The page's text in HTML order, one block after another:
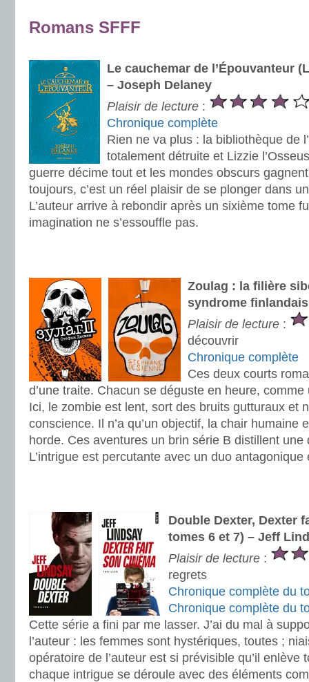
Romans SFFF
Le cauchemar de l’Épouvanteur
– Joseph Delaney
Plaisir de lecture :
Chronique complète
Rien ne va plus : la bibliothèque de
totalement détruite et Lizzie
guerre décime tout et les mondes obscurs
toujours, c’est un réel plaisir de se plonger dans
L’auteur arrive à rebondir après un sixième tome
imagination ne s’essouffle pas.
Zoulag : la filière
syndrome
Plaisir de lecture :
découvrir
Chronique complète
Ces deux courts
d’une traite. Chacun se déguste en heure,
Ici, le zombie est lent, sort des bruits gutturaux et
conscience. Il n’a qu’un objectif, la chair humaine
horde. Ces aventures un brin série B distillent une
L’intrigue est percutante avec un duo
Double Dexter, Dexter
tomes 6 et 7) – Jeff
Plaisir de lecture :
regrets
Chronique complète du
Chronique complète du
Cette série a fini par me lasser. J’ai du mal à
l’auteur : les femmes sont hystériques, toutes ;
opératoire de l’auteur est si prévisible qu’il enlève
chaque intrigue se déroule avec des éléments